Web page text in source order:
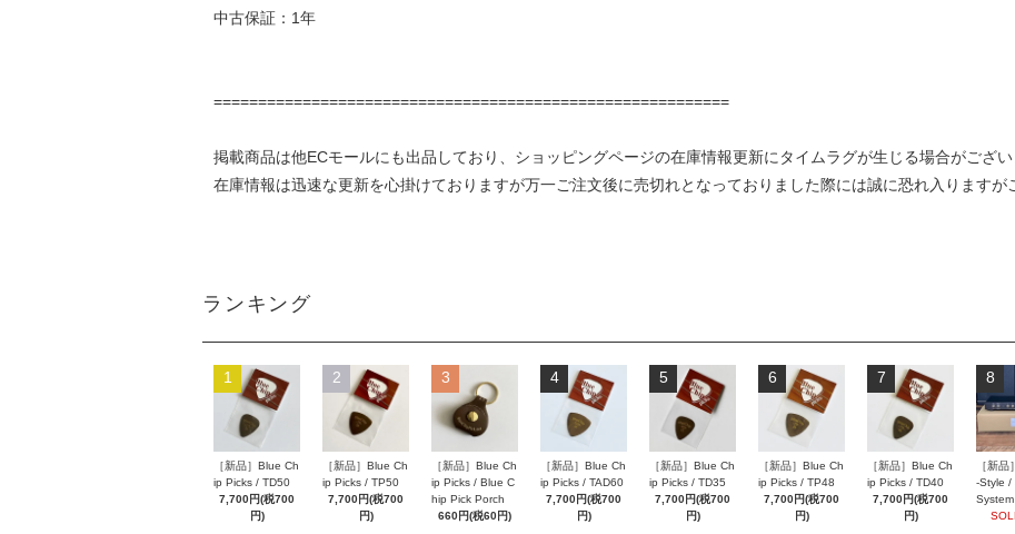
中古保証：1年
==========================================================
掲載商品は他ECモールにも出品しており、ショッピングページの在庫情報更新にタイムラグが生じる場合がござい
在庫情報は迅速な更新を心掛けておりますが万一ご注文後に売切れとなっておりました際には誠に恐れ入りますが
ランキング
1
［新品］Blue Ch
ip Picks / TD50
7,700円(税700
円)
2
［新品］Blue Ch
ip Picks / TP50
7,700円(税700
円)
3
［新品］Blue Ch
ip Picks / Blue C
hip Pick Porch
660円(税60円)
4
［新品］Blue Ch
ip Picks / TAD60
7,700円(税700
円)
5
［新品］Blue Ch
ip Picks / TD35
7,700円(税700
円)
6
［新品］Blue Ch
ip Picks / TP48
7,700円(税700
円)
7
［新品］Blue Ch
ip Picks / TD40
7,700円(税700
円)
8
［新
-Style /